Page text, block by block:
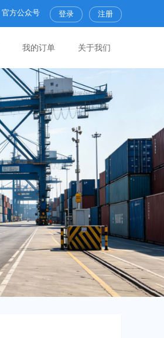
官方公众号 登录 注册
我的订单 关于我们